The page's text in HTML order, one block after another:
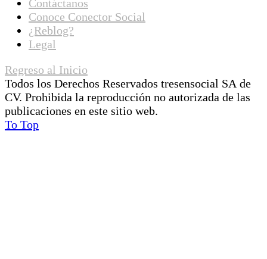
Contáctanos
Conoce Conector Social
¿Reblog?
Legal
Regreso al Inicio
Todos los Derechos Reservados tresensocial SA de
CV. Prohibida la reproducción no autorizada de las
publicaciones en este sitio web.
To Top